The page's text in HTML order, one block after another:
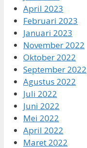
April 2023
Februari 2023
Januari 2023
November 2022
Oktober 2022
September 2022
Agustus 2022
Juli 2022
Juni 2022
Mei 2022
April 2022
Maret 2022